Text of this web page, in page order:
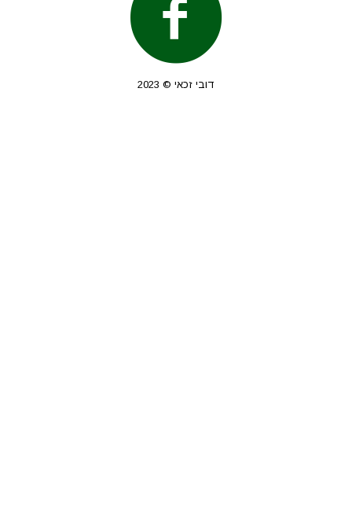
דובי זכאי © 2023